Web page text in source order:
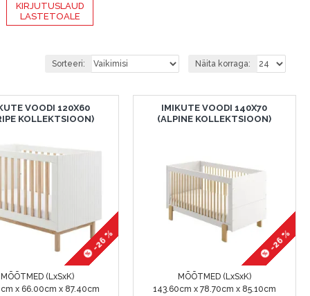
KIRJUTUSLAUD
LASTETOALE
Sorteeri: Näita korraga:
VOODI 120X60
KOLLEKTSIOON)
-26 %
MÕÕTMED (LxSxK)
x 66.00cm x 87.40cm
IMIKUTE VOODI 140X70
(ALPINE KOLLEKTSIOON)
-26 %
MÕÕTMED (LxSxK)
143.60cm x 78.70cm x 85.10cm